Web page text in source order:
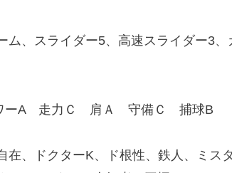
、スライダー5、高速スライダー3
A 走力Ｃ 肩Ａ 守備Ｃ 捕球B
、ドクターK、ド根性、鉄人、ミス